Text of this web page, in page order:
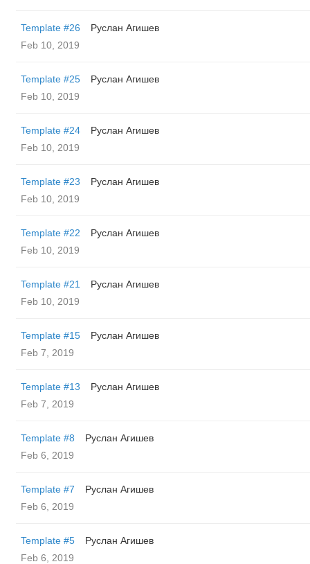
Template #26
Руслан Агишев
Feb 10, 2019
Template #25
Руслан Агишев
Feb 10, 2019
Template #24
Руслан Агишев
Feb 10, 2019
Template #23
Руслан Агишев
Feb 10, 2019
Template #22
Руслан Агишев
Feb 10, 2019
Template #21
Руслан Агишев
Feb 10, 2019
Template #15
Руслан Агишев
Feb 7, 2019
Template #13
Руслан Агишев
Feb 7, 2019
Template #8
Руслан Агишев
Feb 6, 2019
Template #7
Руслан Агишев
Feb 6, 2019
Template #5
Руслан Агишев
Feb 6, 2019